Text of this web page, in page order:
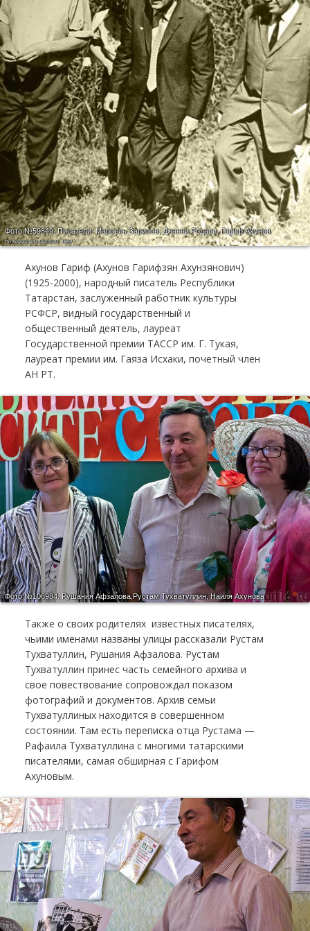
Фото №59849.Писатели: Марсель Зарипов, Джанни Родари, Гариф Ахунов
По ленинским местам. 1969
Ахунов Гариф (Ахунов Гарифзян Ахунзянович)
(1925-2000), народный писатель Республики
Татарстан, заслуженный работник культуры
РСФСР, видный государственный и
общественный деятель, лауреат
Государственной премии ТАССР им. Г. Тукая,
лауреат премии им. Гаяза Исхаки, почетный член
АН РТ.
Фото №106984. Рушания Афзалова,Рустам Тухватуллин, Наиля Ахунова
Также о своих родителях известных писателях,
чьими именами названы улицы рассказали Рустам
Тухватуллин, Рушания Афзалова. Рустам
Тухватуллин принес часть семейного архива и
свое повествование сопровождал показом
фотографий и документов. Архив семьи
Тухватуллиных находится в совершенном
состоянии. Там есть переписка отца Рустама —
Рафаила Тухватуллина с многими татарскими
писателями, самая обширная с Гарифом
Ахуновым.